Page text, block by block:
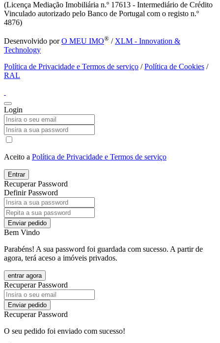
(Licença Mediação Imobiliária n.º 17613 - Intermediário de Crédito
Vinculado autorizado pelo Banco de Portugal com o registo n.º
4876)
Desenvolvido porO MEU IMO® / XLM - Innovation &
Technology
Política de Privacidade e Termos de serviço /Política de Cookies /
RAL
Login
Aceito a Política de Privacidade e Termos de serviço
Entrar
Recuperar Password
Definir Password
Enviar pedido
Bem Vindo
Parabéns! A sua password foi guardada com sucesso. A partir de
agora, terá aceso a imóveis privados.
entrar agora
Recuperar Password
Enviar pedido
Recuperar Password
O seu pedido foi enviado com sucesso!